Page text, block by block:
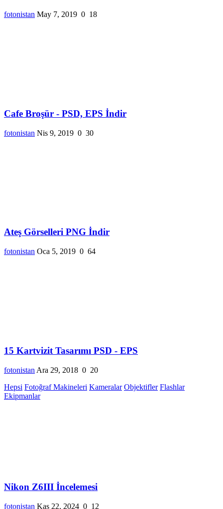
fotonistan May 7, 2019 0 18
Cafe Broşür - PSD, EPS İndir
fotonistan Nis 9, 2019 0 30
Ateş Görselleri PNG İndir
fotonistan Oca 5, 2019 0 64
15 Kartvizit Tasarımı PSD - EPS
fotonistan Ara 29, 2018 0 20
Hepsi Fotoğraf Makineleri Kameralar Objektifler Flashlar
Ekipmanlar
Nikon Z6III İncelemesi
fotonistan Kas 22, 2024 0 12